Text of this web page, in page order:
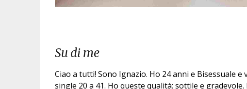
Su di me
Ciao a tutti! Sono Ignazio. Ho 24 anni e Bisessuale
single 20 a 41. Ho queste qualità: sottile e